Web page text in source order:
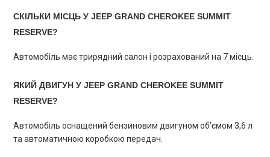
СКІЛЬКИ МІСЦЬ У JEEP GRAND CHEROKEE SUMMIT
RESERVE?
Автомобіль має трирядний салон і розрахований на 7 місць.
ЯКИЙ ДВИГУН У JEEP GRAND CHEROKEE SUMMIT
RESERVE?
Автомобіль оснащений бензиновим двигуном об’ємом 3,6 л
та автоматичною коробкою передач.